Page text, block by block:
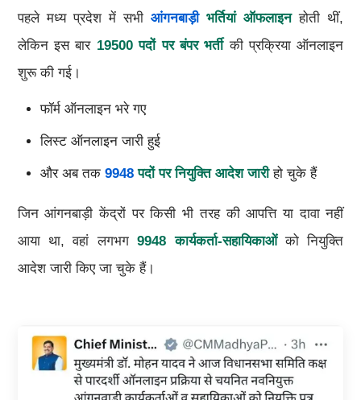
पहले मध्य प्रदेश में सभीआंगनबाड़ीभर्तियां ऑफलाइनहोती थीं,
लेकिन इस बार 19500 पदों पर बंपर भर्तीकी प्रक्रिया ऑनलाइन
शुरू की गई।
फॉर्म ऑनलाइन भरे गए
लिस्ट ऑनलाइन जारी हुई
और अब तक 9948पदों पर नियुक्ति आदेश जारीहो चुके हैं
जिन आंगनबाड़ी केंद्रों पर किसी भी तरह की आपत्ति या दावा नहीं
आया था, वहां लगभग9948 कार्यकर्ता-सहायिकाओंको नियुक्ति
आदेश जारी किए जा चुके हैं।